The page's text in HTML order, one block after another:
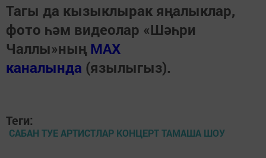
Тагы да кызыклырак яңалыклар,
фото һәм видеолар «Шәһри
Чаллы»ның MAX
каналында (язылыгыз).
Теги:
САБАН ТУЕ АРТИСТЛАР КОНЦЕРТ ТАМАША ШОУ